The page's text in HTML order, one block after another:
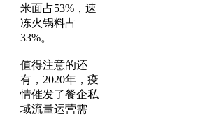
米面占53%，速
冻火锅料占
33%。
值得注意的还
有，2020年，疫
情催发了餐企私
域流量运营需